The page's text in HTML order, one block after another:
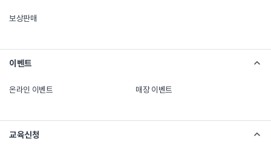
보상판매
이벤트
온라인 이벤트 매장 이벤트
교육신청